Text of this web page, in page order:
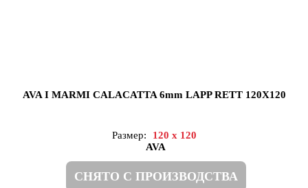
AVA I MARMI CALACATTA 6mm LAPP RETT 120X120
Размер:
120 x 120
AVA
СНЯТО С ПРОИЗВОДСТВА